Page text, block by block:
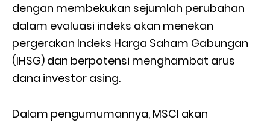
dengan membekukan sejumlah perubahan
dalam evaluasi indeks akan menekan
pergerakan Indeks Harga Saham Gabungan
(IHSG) dan berpotensi menghambat arus
dana investor asing.
Dalam pengumumannya, MSCI akan